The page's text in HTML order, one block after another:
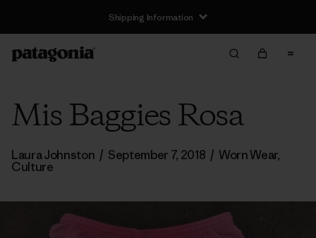
Shipping Information
Mis Baggies Rosa
Laura Johnston / September 7, 2018 / Worn Wear,
Culture